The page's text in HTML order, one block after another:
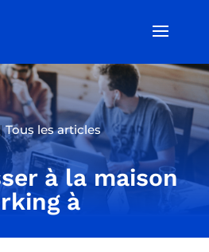
Tous les articles
à la maison
à